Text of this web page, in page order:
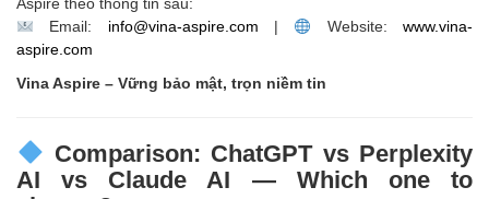
Aspire theo thông tin sau:
Email: info@vina-aspire.com | Website:www.vina-
aspire.com
Vina Aspire – Vững bảo mật, trọn niềm tin
Comparison: ChatGPT vs Perplexity
AI vs Claude AI — Which one to